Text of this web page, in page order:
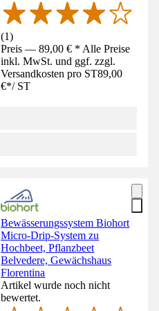
(1)
Preis — 89,00 € * Alle Preise
inkl. MwSt. und ggf. zzgl.
Versandkosten pro ST89,00
€*/ ST
Bewässerungssystem Biohort
Micro-Drip-System zu
Hochbeet, Pflanzbeet
Belvedere, Gewächshaus
Florentina
Artikel wurde noch nicht
bewertet.